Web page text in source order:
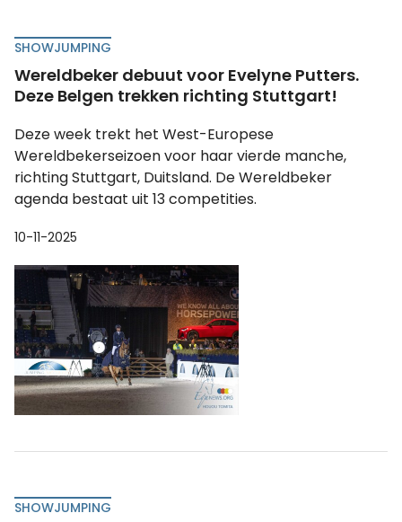
SHOWJUMPING
Wereldbeker debuut voor Evelyne Putters.
Deze Belgen trekken richting Stuttgart!
Deze week trekt het West-Europese
Wereldbekerseizoen voor haar vierde manche,
richting Stuttgart, Duitsland. De Wereldbeker
agenda bestaat uit 13 competities.
10-11-2025
SHOWJUMPING